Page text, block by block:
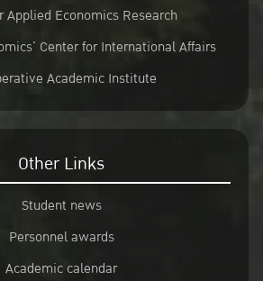
Applied Economics Research
Center for International Affairs
Academic Institute
Other Links
Student news
Personnel awards
Academic calendar